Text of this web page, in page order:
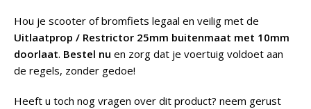
Hou je scooter of bromfiets legaal en veilig met de
Uitlaatprop / Restrictor 25mm buitenmaat met 10mm
doorlaat. Bestel nu en zorg dat je voertuig voldoet aan
de regels, zonder gedoe!
Heeft u toch nog vragen over dit product? neem gerust